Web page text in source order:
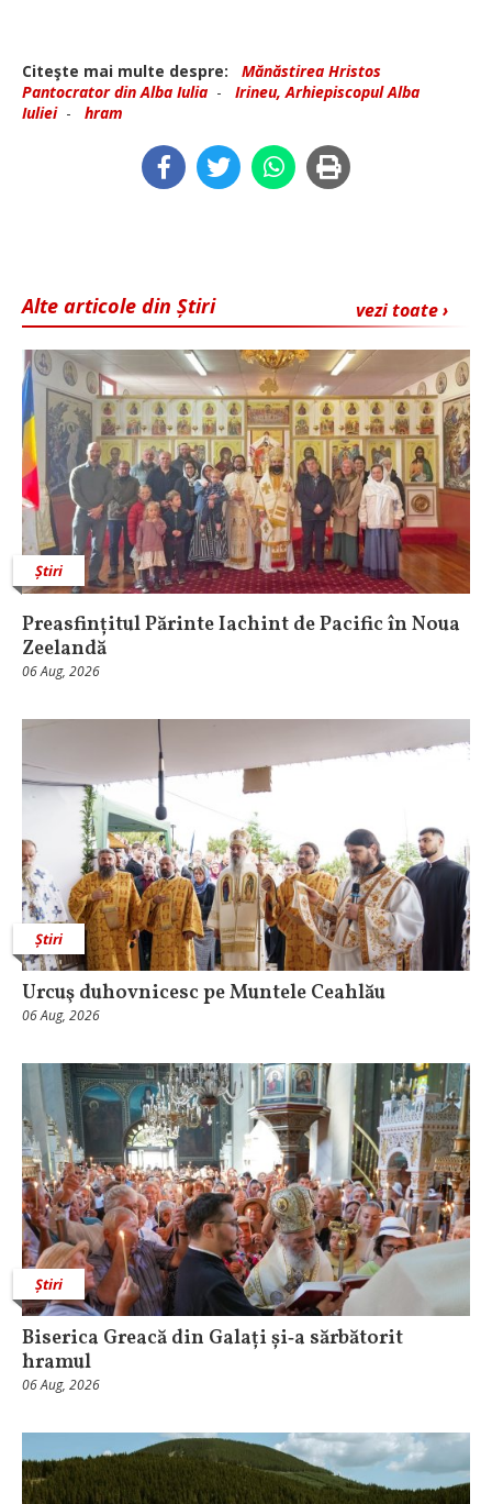
Citeşte mai multe despre:
Mănăstirea Hristos
Pantocrator din Alba Iulia - Irineu, Arhiepiscopul Alba
Iuliei- hram
vezi toate ›
Alte articole din Știri
Știri
Preasfințitul Părinte Iachint de Pacific în Noua
Zeelandă
06 Aug, 2026
Știri
Urcuş duhovnicesc pe Muntele Ceahlău
06 Aug, 2026
Știri
Biserica Greacă din Galați și‑a sărbătorit
hramul
06 Aug, 2026